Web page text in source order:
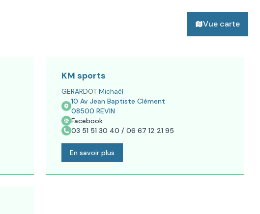
Vue carte
KM sports
GERARDOT Michaël
10 Av Jean Baptiste Clèment
08500 REVIN
Facebook
03 51 51 30 40 / 06 67 12 21 95
En savoir plus